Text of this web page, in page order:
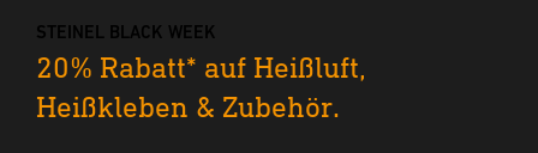
STEINEL BLACK WEEK
20% Rabatt* auf Heißluft,
Heißkleben & Zubehör.